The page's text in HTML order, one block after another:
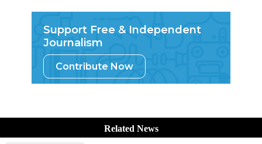
Support Free & Independent
Journalism
Contribute Now
Related News